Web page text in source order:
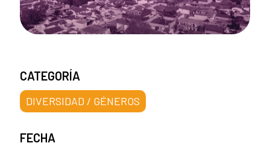
CATEGORÍA
DIVERSIDAD / GÉNEROS
FECHA